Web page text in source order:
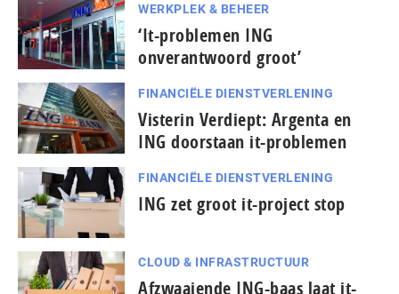
WERKPLEK & BEHEER
‘It-problemen ING
onverantwoord groot’
FINANCIËLE DIENSTVERLENING
Visterin Verdiept: Argenta en
ING doorstaan it-problemen
FINANCIËLE DIENSTVERLENING
ING zet groot it-project stop
CLOUD & INFRASTRUCTUUR
Afzwaaiende ING-baas laat it-